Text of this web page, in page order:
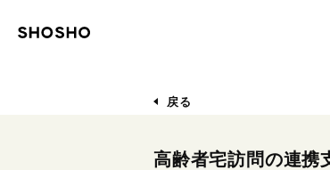
戻る
高齢者宅訪問の連